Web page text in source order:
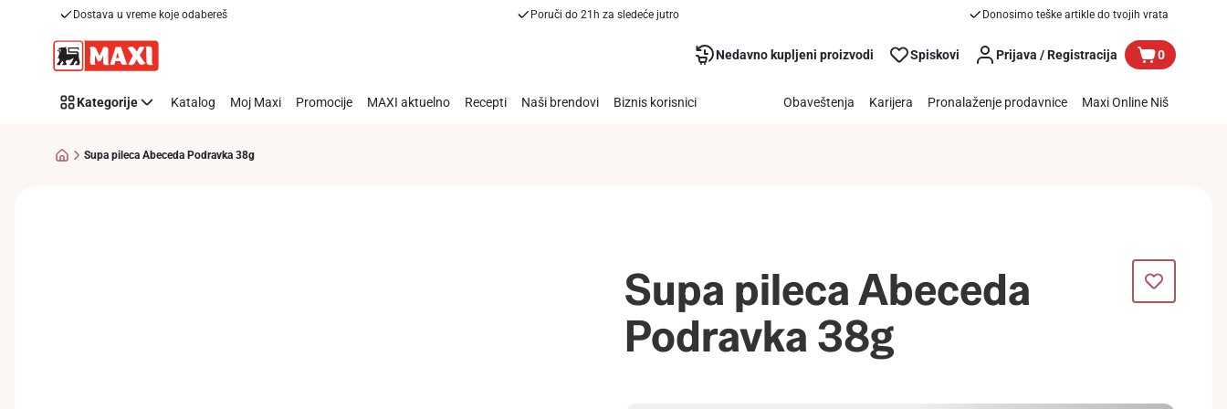
Dostava u vreme koje odabereš Poruči do 21h za sledeće jutro Donosimo teške artikle do tvojih vrata
Nedavno kupljeni proizvodi Spiskovi Prijava / Registracija 0
Kategorije Katalog Moj Maxi Promocije MAXI aktuelno Recepti Naši brendovi Biznis korisnici Obaveštenja Karijera Pronalaženje prodavnice Maxi Online Niš
Supa pileca Abeceda Podravka 38g
Supa pileca Abeceda
Podravka 38g